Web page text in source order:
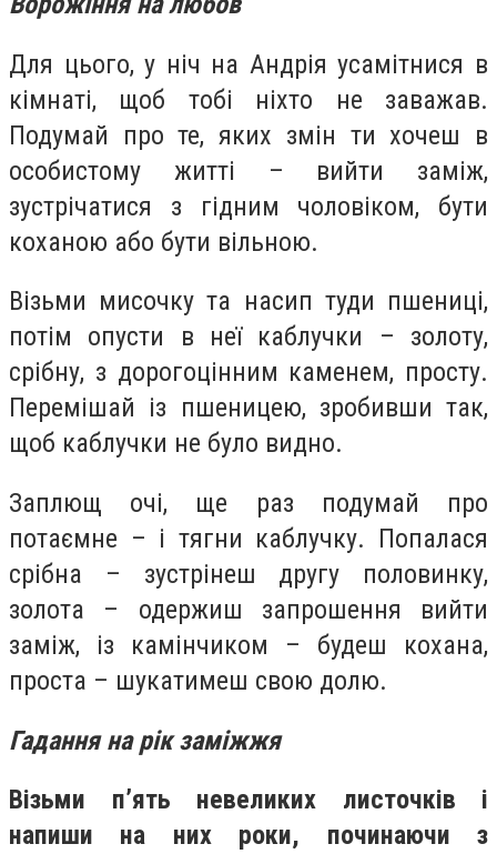
Для цього, у ніч на Андрія усамітнися в
кімнаті, щоб тобі ніхто не заважав.
Подумай про те, яких змін ти хочеш в
особистому житті – вийти заміж,
зустрічатися з гідним чоловіком, бути
коханою або бути вільною.
Візьми мисочку та насип туди пшениці,
потім опусти в неї каблучки – золоту,
срібну, з дорогоцінним каменем, просту.
Перемішай із пшеницею, зробивши так,
щоб каблучки не було видно.
Заплющ очі, ще раз подумай про
потаємне – і тягни каблучку. Попалася
срібна – зустрінеш другу половинку,
золота – одержиш запрошення вийти
заміж, із камінчиком – будеш кохана,
проста – шукатимеш свою долю.
Гадання на рік заміжжя
Візьми п’ять невеликих листочків і
напиши на них роки, починаючи з